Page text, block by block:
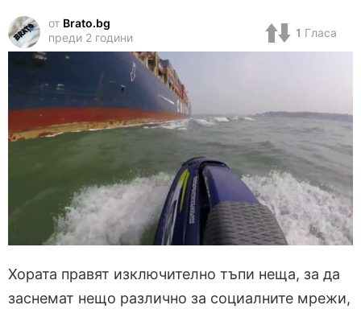
от Brato.bg
преди 2 години
1 Гласа
Хората правят изключително тъпи неща, за да
заснемат нещо различно за социалните мрежи,